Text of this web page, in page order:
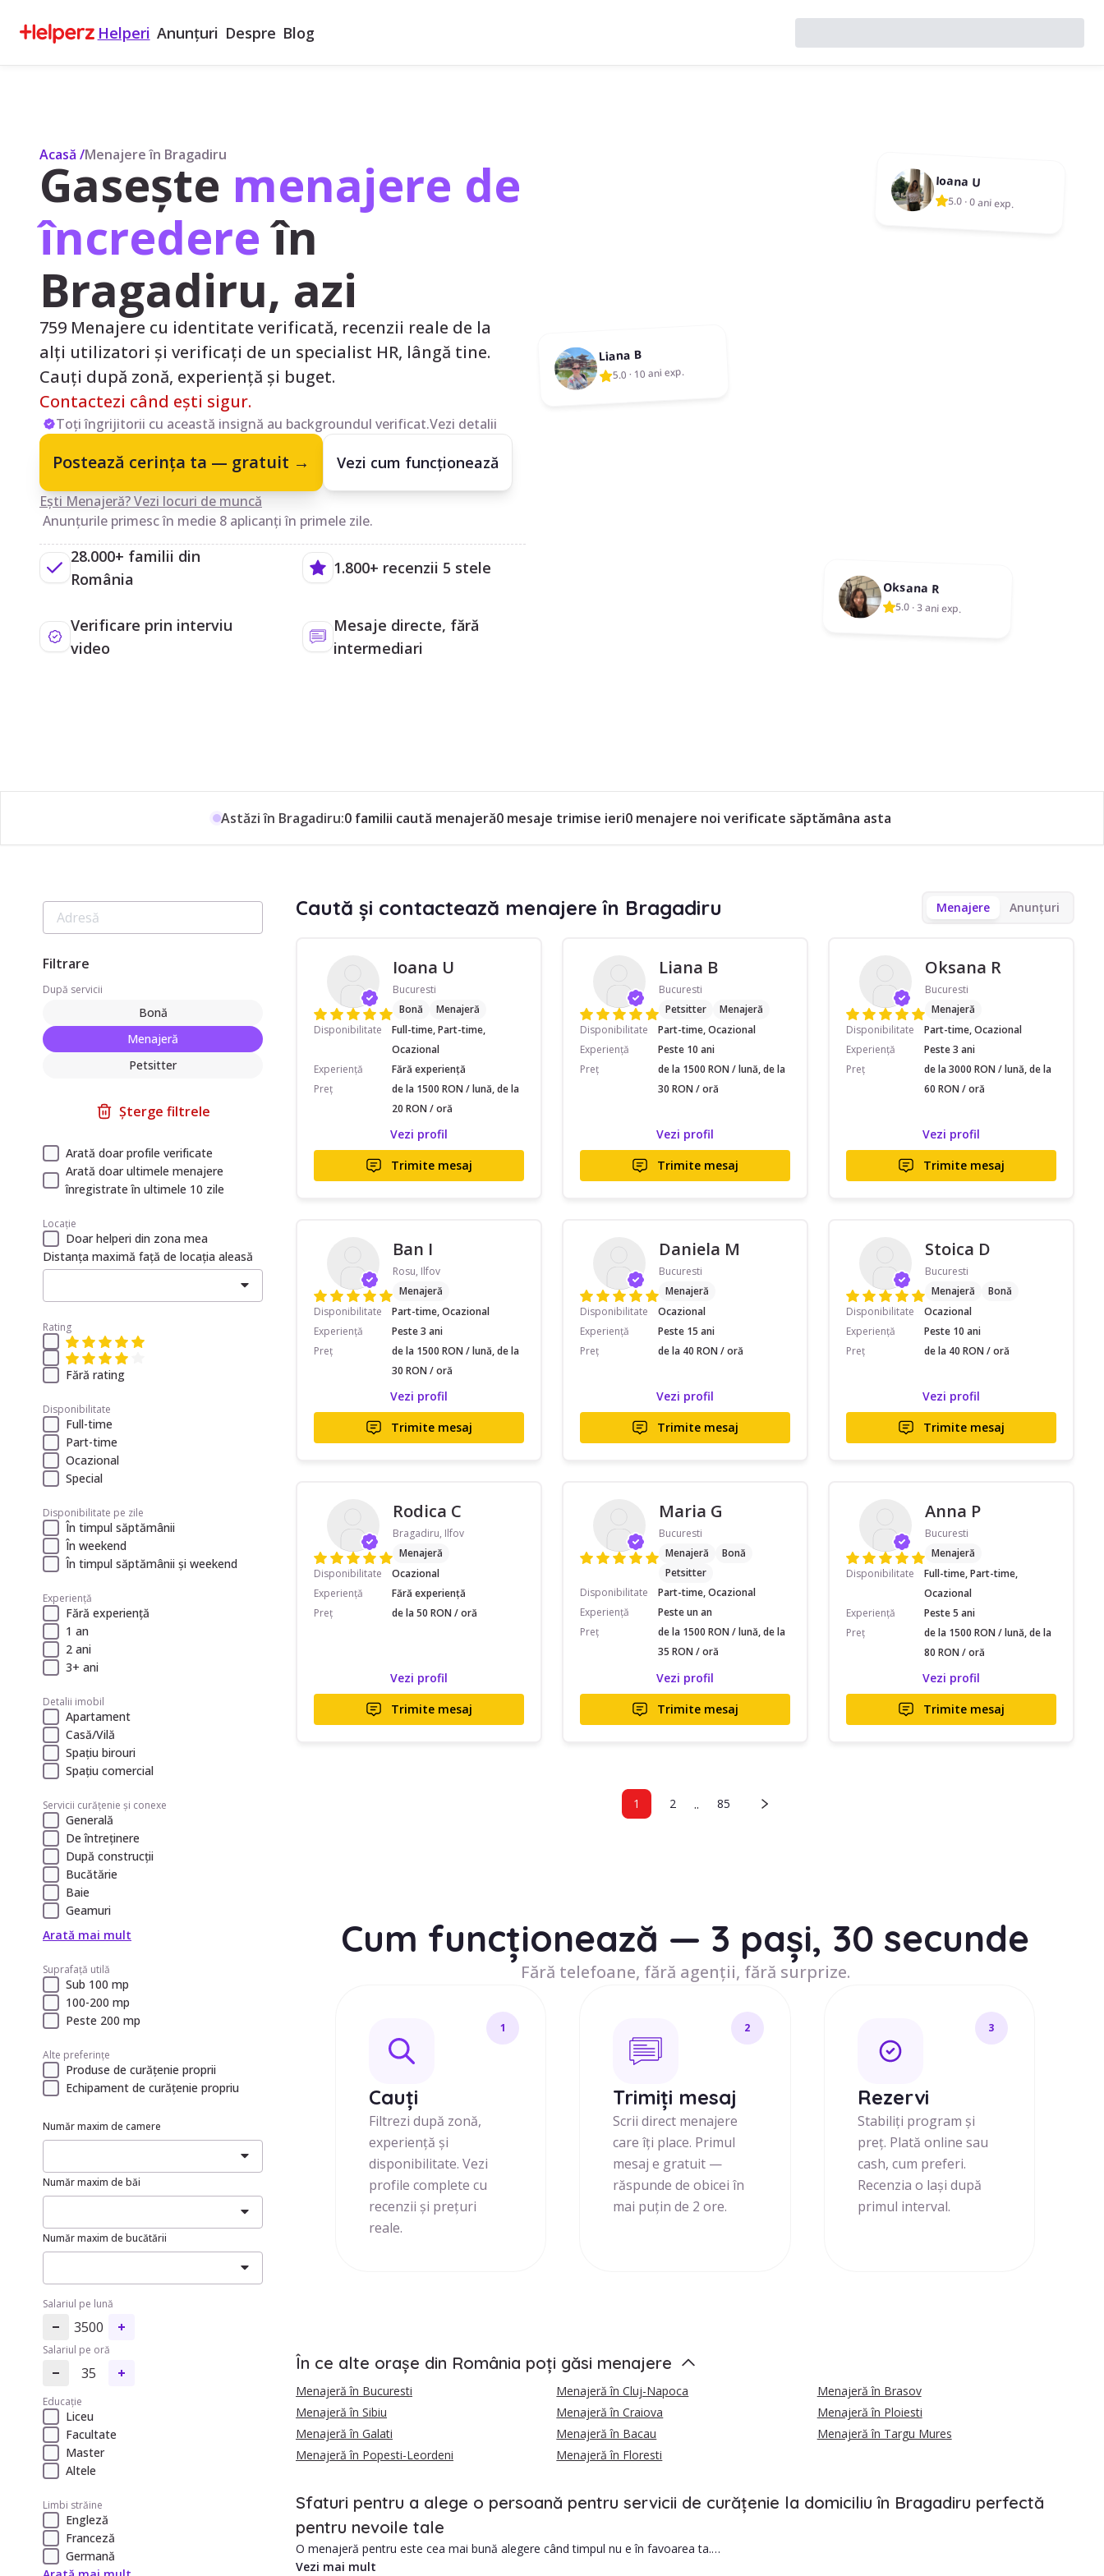
Helperi Anunțuri Despre Blog
Acasă /Menajere în Bragadiru
Gasește menajere de
încredereîn
Bragadiru, azi
759 Menajere cu identitate verificată, recenzii reale de la
alți utilizatori și verificați de un specialist HR, lângă tine.
Cauți după zonă, experiență și buget.
Contactezi când ești sigur.
Toți îngrijitorii cu această insignă au backgroundul verificat.Vezi detalii
Postează cerința ta — gratuit → Vezi cum funcționează
Ești Menajeră? Vezi locuri de muncă
Anunțurile primesc în medie 8 aplicanți în primele zile.
28.000+ familii din
România
1.800+ recenzii 5 stele
Verificare prin interviu
video
Mesaje directe, fără
intermediari
Ioana U
5.0 ·0 ani exp.
Liana B
5.0 · 10 ani exp.
Oksana R
5.0 ·3 ani exp.
Astăzi în Bragadiru:0 familii caută menajeră0 mesaje trimise ieri0 menajere noi verificate săptămâna asta
Filtrare
După servicii
Bonă
Menajeră
Petsitter
Șterge filtrele
Arată doar profile verificate
Arată doar ultimele menajere
înregistrate în ultimele 10 zile
Locație
Doar helperi din zona mea
Distanța maximă față de locația aleasă
Rating
Fără rating
Disponibilitate
Full-time
Part-time
Ocazional
Special
Disponibilitate pe zile
În timpul săptămânii
În weekend
În timpul săptămânii și weekend
Experiență
Fără experiență
1 an
2 ani
3+ ani
Detalii imobil
Apartament
Casă/Vilă
Spațiu birouri
Spațiu comercial
Servicii curățenie și conexe
Generală
De întreținere
După construcții
Bucătărie
Baie
Geamuri
Arată mai mult
Suprafață utilă
Sub 100 mp
100-200 mp
Peste 200 mp
Alte preferințe
Produse de curățenie proprii
Echipament de curățenie propriu
Număr maxim de camere
Număr maxim de băi
Număr maxim de bucătării
Salariul pe lună
3500
Salariul pe oră
35
Educație
Liceu
Facultate
Master
Altele
Limbi străine
Engleză
Franceză
Germană
Caută și contactează menajere în Bragadiru Menajere Anunțuri
Ioana U
Bucuresti
Bonă
Menajeră
Disponibilitate
Full-time, Part-time,
Ocazional
Experiență
Fără experiență
Preț
de la 1500 RON / lună, de la
20 RON / oră
Vezi profil
Trimite mesaj
Liana B
Bucuresti
Petsitter
Menajeră
Disponibilitate
Part-time, Ocazional
Experiență
Peste 10 ani
Preț
de la 1500 RON / lună, de la
30 RON / oră
Vezi profil
Trimite mesaj
Oksana R
Bucuresti
Menajeră
Disponibilitate
Part-time, Ocazional
Experiență
Peste 3 ani
Preț
de la 3000 RON / lună, de la
60 RON / oră
Vezi profil
Trimite mesaj
Ban I
Rosu, Ilfov
Menajeră
Disponibilitate
Part-time, Ocazional
Experiență
Peste 3 ani
Preț
de la 1500 RON / lună, de la
30 RON / oră
Vezi profil
Trimite mesaj
Daniela M
Bucuresti
Menajeră
Disponibilitate
Ocazional
Experiență
Peste 15 ani
Preț
de la 40 RON / oră
Vezi profil
Trimite mesaj
Stoica D
Bucuresti
Menajeră
Bonă
Disponibilitate
Ocazional
Experiență
Peste 10 ani
Preț
de la 40 RON / oră
Vezi profil
Trimite mesaj
Rodica C
Bragadiru, Ilfov
Menajeră
Disponibilitate
Ocazional
Experiență
Fără experiență
Preț
de la 50 RON / oră
Vezi profil
Trimite mesaj
Maria G
Bucuresti
Menajeră
Bonă
Petsitter
Disponibilitate
Part-time, Ocazional
Experiență
Peste un an
Preț
de la 1500 RON / lună, de la
35 RON / oră
Vezi profil
Trimite mesaj
Anna P
Bucuresti
Menajeră
Disponibilitate
Full-time, Part-time,
Ocazional
Experiență
Peste 5 ani
Preț
de la 1500 RON / lună, de la
80 RON / oră
Vezi profil
Trimite mesaj
1 2 .. 85
Cum funcționează — 3 pași, 30 secunde
Fără telefoane, fără agenții, fără surprize.
1
Cauți
Filtrezi după zonă,
experiență și
disponibilitate. Vezi
profile complete cu
recenzii și prețuri
reale.
2
Trimiți mesaj
Scrii direct menajere
care îți place. Primul
mesaj e gratuit —
răspunde de obicei în
mai puțin de 2 ore.
3
Rezervi
Stabiliți program și
preț. Plată online sau
cash, cum preferi.
Recenzia o lași după
primul interval.
În ce alte orașe din România poți găsi menajere
Menajeră în Bucuresti Menajeră în Cluj-Napoca
Menajeră în Brasov
Menajeră în Sibiu
Menajeră în Craiova
Menajeră în Ploiesti
Menajeră în Galati
Menajeră în Bacau
Menajeră în Targu Mures
Menajeră în Popesti-Leordeni
Menajeră în Floresti
Sfaturi pentru a alege o persoană pentru servicii de curățenie la domiciliu în Bragadiru perfectă
pentru nevoile tale
O menajeră pentru este cea mai bună alegere când timpul nu e în favoarea ta.
Vezi mai mult